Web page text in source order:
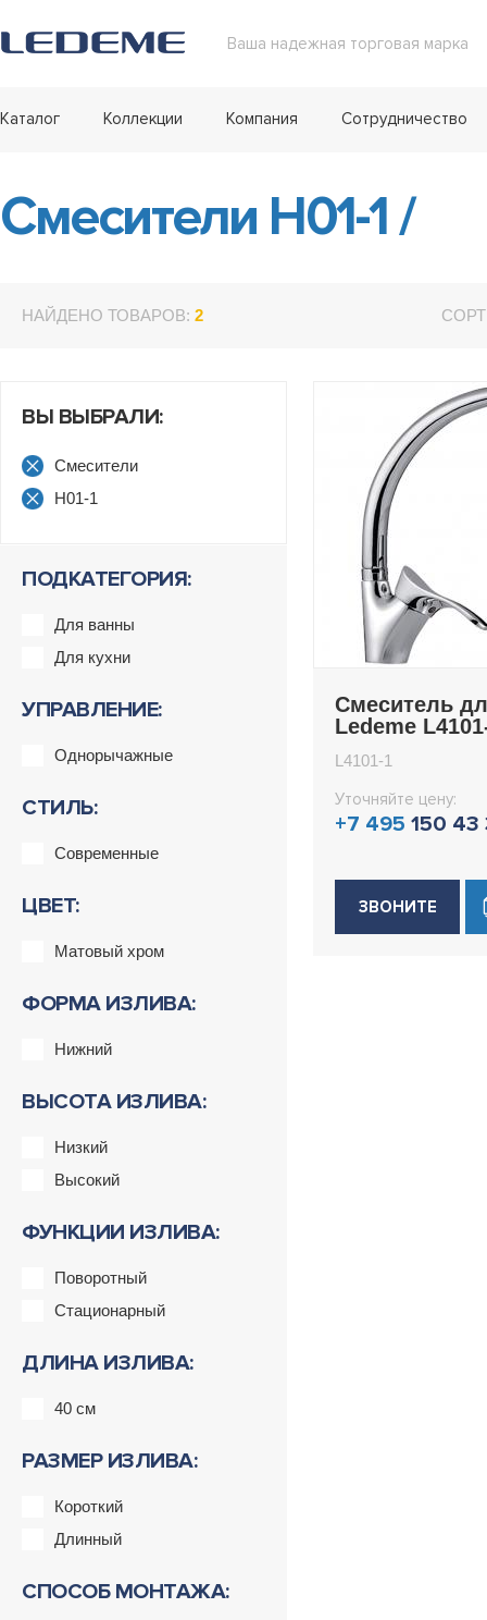
Ваша надежная торговая марка
Каталог Коллекции Компания Сотрудничество
Смесители H01-1/
НАЙДЕНО ТОВАРОВ: 2
ВЫ ВЫБРАЛИ:
Смесители
H01-1
ПОДКАТЕГОРИЯ:
Для ванны
Для кухни
УПРАВЛЕНИЕ:
Однорычажные
СТИЛЬ:
Современные
ЦВЕТ:
Матовый хром
ФОРМА ИЗЛИВА:
Нижний
ВЫСОТА ИЗЛИВА:
Низкий
Высокий
ФУНКЦИИ ИЗЛИВА:
Поворотный
Стационарный
ДЛИНА ИЗЛИВА:
40 см
РАЗМЕР ИЗЛИВА:
Короткий
Длинный
СПОСОБ МОНТАЖА:
Смеситель
Ledeme
L4101-1
Уточняйте цену:
+7 495 150 43
ЗВОНИТЕ